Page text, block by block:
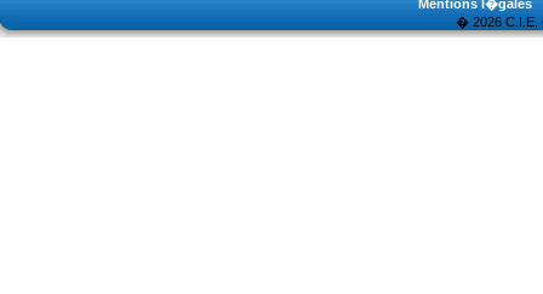
Mentions l�gales
� 2026 C.I.E.